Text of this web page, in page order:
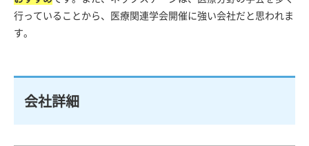
行っていることから、医療関連学会開催に強い会社だと思われま
す。
会社詳細